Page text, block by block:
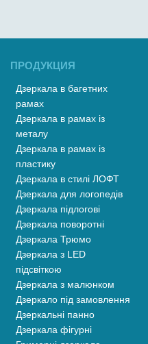
ПРОДУКЦИЯ
Дзеркала в багетних
рамах
Дзеркала в рамах із
металу
Дзеркала в рамах із
пластику
Дзеркала в стилі ЛОФТ
Дзеркала для логопедів
Дзеркала підлогові
Дзеркала поворотні
Дзеркала Трюмо
Дзеркала з LED
підсвіткою
Дзеркала з малюнком
Дзеркало під замовлення
Дзеркальні панно
Дзеркала фігурні